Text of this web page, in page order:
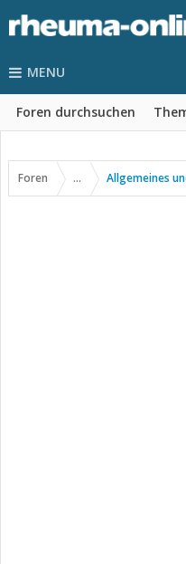
MENU
Foren durchsuchen
Foren ... Allgemeines